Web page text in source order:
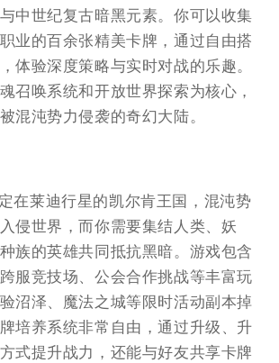
中世纪复古暗黑元素。你可以收集
业的百余张精美卡牌，通过自由搭
体验深度策略与实时对战的乐趣。
召唤系统和开放世界探索为核心，
混沌势力侵袭的奇幻大陆。
在莱迪行星的凯尔肯王国，混沌势
侵世界，而你需要集结人类、妖
族的英雄共同抵抗黑暗。游戏包含
服竞技场、公会合作挑战等丰富玩
沼泽、魔法之城等限时活动副本掉
培养系统非常自由，通过升级、升
式提升战力，还能与好友共享卡牌